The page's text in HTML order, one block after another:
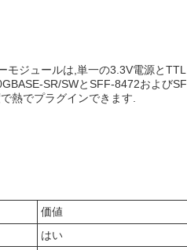
モジュールは,単一の3.3V電源と
SR/SWとSFF-8472および
熱でプラグインできます.
価値
はい